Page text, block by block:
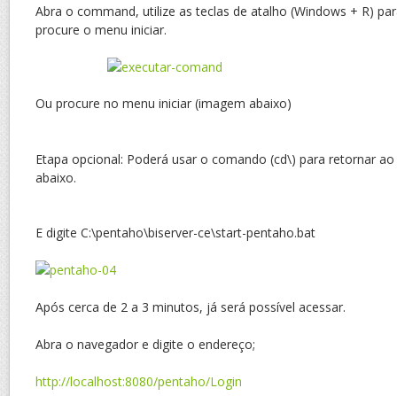
Abra o command, utilize as teclas de atalho (Windows + R)
procure o menu iniciar.
Ou procure no menu iniciar (imagem abaixo)
Etapa opcional: Poderá usar o comando (cd\) para retornar
abaixo.
E digite C:\pentaho\biserver-ce\start-pentaho.bat
Após cerca de 2 a 3 minutos, já será possível acessar.
Abra o navegador e digite o endereço;
http://localhost:8080/pentaho/Login